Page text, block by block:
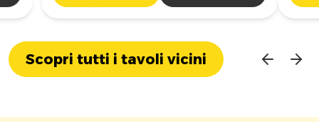
Scopri tutti i tavoli vicini